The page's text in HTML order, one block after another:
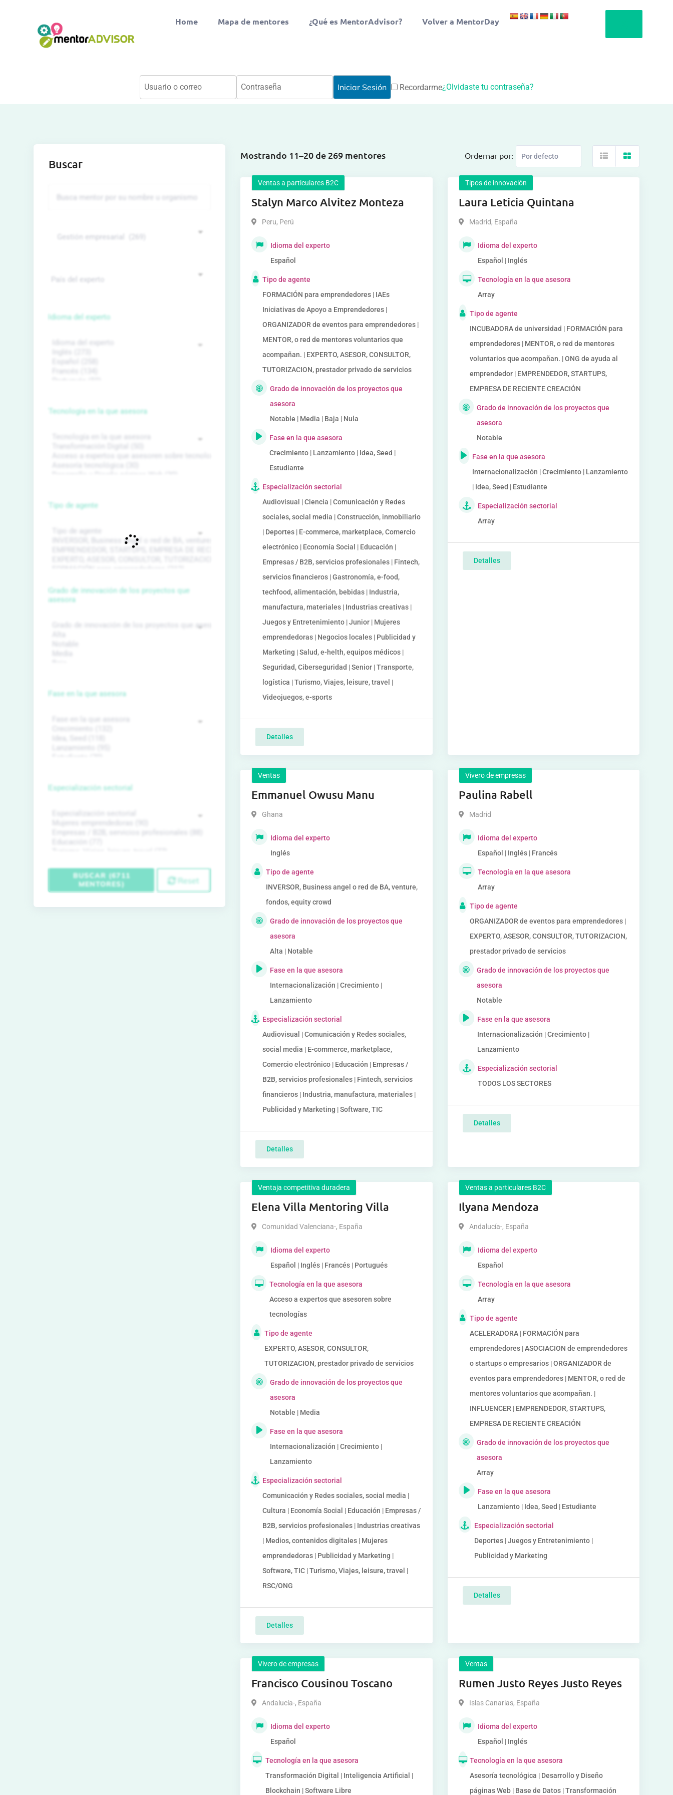
Home Mapa de mentores ¿Qué es MentorAdvisor? Volver a MentorDay
Recordarme¿Olvidaste tu contraseña?
Mostrando 11–20 de 269 mentores Ordernar por:
Ventas a particulares B2C
Stalyn Marco Alvitez Monteza
Peru, Perú
Idioma del experto
Español
Tipo de agente
FORMACIÓN para emprendedores | IAEs
Iniciativas de Apoyo a Emprendedores |
ORGANIZADOR de eventos para emprendedores |
MENTOR, o red de mentores voluntarios que
acompañan. | EXPERTO, ASESOR, CONSULTOR,
TUTORIZACION, prestador privado de servicios
Grado de innovación de los proyectos que
asesora
Notable | Media | Baja | Nula
Fase en la que asesora
Crecimiento | Lanzamiento | Idea, Seed |
Estudiante
Especialización sectorial
Audiovisual | Ciencia | Comunicación y Redes
sociales, social media | Construcción, inmobiliario
| Deportes | E-commerce, marketplace, Comercio
electrónico | Economía Social | Educación |
Empresas / B2B, servicios profesionales | Fintech,
servicios financieros | Gastronomía, e-food,
techfood, alimentación, bebidas | Industria,
manufactura, materiales | Industrias creativas |
Juegos y Entretenimiento | Junior | Mujeres
emprendedoras | Negocios locales | Publicidad y
Marketing | Salud, e-helth, equipos médicos |
Seguridad, Ciberseguridad | Senior | Transporte,
logística | Turismo, Viajes, leisure, travel |
Videojuegos, e-sports
Detalles
Tipos de innovación
Laura Leticia Quintana
Madrid, España
Idioma del experto
Español | Inglés
Tecnología en la que asesora
Array
Tipo de agente
INCUBADORA de universidad | FORMACIÓN para
emprendedores | MENTOR, o red de mentores
voluntarios que acompañan. | ONG de ayuda al
emprendedor | EMPRENDEDOR, STARTUPS,
EMPRESA DE RECIENTE CREACIÓN
Grado de innovación de los proyectos que
asesora
Notable
Fase en la que asesora
Internacionalización | Crecimiento | Lanzamiento
| Idea, Seed | Estudiante
Especialización sectorial
Array
Detalles
Ventas
Emmanuel Owusu Manu
Ghana
Idioma del experto
Inglés
Tipo de agente
INVERSOR, Business angel o red de BA, venture,
fondos, equity crowd
Grado de innovación de los proyectos que
asesora
Alta | Notable
Fase en la que asesora
Internacionalización | Crecimiento |
Lanzamiento
Especialización sectorial
Audiovisual | Comunicación y Redes sociales,
social media | E-commerce, marketplace,
Comercio electrónico | Educación | Empresas /
B2B, servicios profesionales | Fintech, servicios
financieros | Industria, manufactura, materiales |
Publicidad y Marketing | Software, TIC
Detalles
Vivero de empresas
Paulina Rabell
Madrid
Idioma del experto
Español | Inglés | Francés
Tecnología en la que asesora
Array
Tipo de agente
ORGANIZADOR de eventos para emprendedores |
EXPERTO, ASESOR, CONSULTOR, TUTORIZACION,
prestador privado de servicios
Grado de innovación de los proyectos que
asesora
Notable
Fase en la que asesora
Internacionalización | Crecimiento |
Lanzamiento
Especialización sectorial
TODOS LOS SECTORES
Detalles
Ventaja competitiva duradera
Elena Villa Mentoring Villa
Comunidad Valenciana-, España
Idioma del experto
Español | Inglés | Francés | Portugués
Tecnología en la que asesora
Acceso a expertos que asesoren sobre
tecnologías
Tipo de agente
EXPERTO, ASESOR, CONSULTOR,
TUTORIZACION, prestador privado de servicios
Grado de innovación de los proyectos que
asesora
Notable | Media
Fase en la que asesora
Internacionalización | Crecimiento |
Lanzamiento
Especialización sectorial
Comunicación y Redes sociales, social media |
Cultura | Economía Social | Educación | Empresas /
B2B, servicios profesionales | Industrias creativas
| Medios, contenidos digitales | Mujeres
emprendedoras | Publicidad y Marketing |
Software, TIC | Turismo, Viajes, leisure, travel |
RSC/ONG
Detalles
Ventas a particulares B2C
Ilyana Mendoza
Andalucía-, España
Idioma del experto
Español
Tecnología en la que asesora
Array
Tipo de agente
ACELERADORA | FORMACIÓN para
emprendedores | ASOCIACION de emprendedores
o startups o empresarios | ORGANIZADOR de
eventos para emprendedores | MENTOR, o red de
mentores voluntarios que acompañan. |
INFLUENCER | EMPRENDEDOR, STARTUPS,
EMPRESA DE RECIENTE CREACIÓN
Grado de innovación de los proyectos que
asesora
Array
Fase en la que asesora
Lanzamiento | Idea, Seed | Estudiante
Especialización sectorial
Deportes | Juegos y Entretenimiento |
Publicidad y Marketing
Detalles
Vivero de empresas
Francisco Cousinou Toscano
Andalucía-, España
Idioma del experto
Español
Tecnología en la que asesora
Transformación Digital | Inteligencia Artificial |
Blockchain | Software Libre
Ventas
Rumen Justo Reyes Justo Reyes
Islas Canarias, España
Idioma del experto
Español | Inglés
Tecnología en la que asesora
Asesoría tecnológica | Desarrollo y Diseño
páginas Web | Base de Datos | Transformación
Buscar
Idioma del experto
Tecnología en la que asesora
Tipo de agente
Grado de innovación de los proyectos que
asesora
Fase en la que asesora
Especialización sectorial
BUSCAR (6711
MENTORES)
Reset